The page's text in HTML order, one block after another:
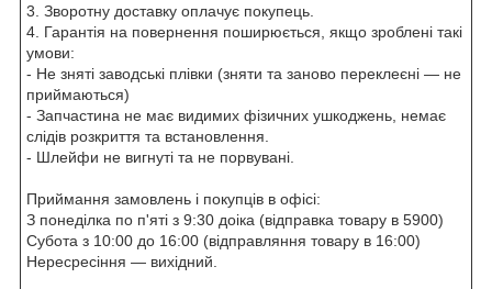
3. Зворотну доставку оплачує покупець.
4. Гарантія на повернення поширюється, якщо зроблені такі
умови:
- Не зняті заводські плівки (зняти та заново переклеєні — не
приймаються)
- Запчастина не має видимих фізичних ушкоджень, немає
слідів розкриття та встановлення.
- Шлейфи не вигнуті та не порвувані.
Приймання замовлень і покупців в офісі:
З понеділка по п'яті з 9:30 доіка (відправка товару в 5900)
Субота з 10:00 до 16:00 (відправляння товару в 16:00)
Нересресіння — вихідний.